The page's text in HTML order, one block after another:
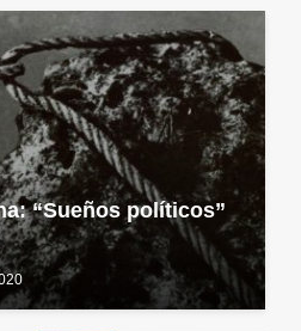
“Sueños políticos”